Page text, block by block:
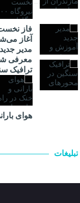
آغاز
مدیر
معرفی
ترافیک
هوای
تبلیغات